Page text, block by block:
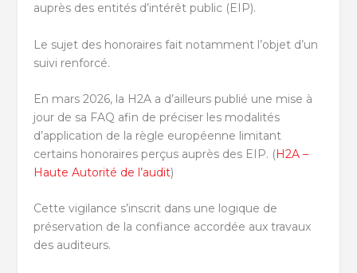
auprès des entités d’intérêt public (EIP).
Le sujet des honoraires fait notamment l’objet d’un
suivi renforcé.
En mars 2026, la H2A a d’ailleurs publié une mise à
jour de sa FAQ afin de préciser les modalités
d’application de la règle européenne limitant
certains honoraires perçus auprès des EIP. (H2A –
Haute Autorité de l’audit)
Cette vigilance s’inscrit dans une logique de
préservation de la confiance accordée aux travaux
des auditeurs.